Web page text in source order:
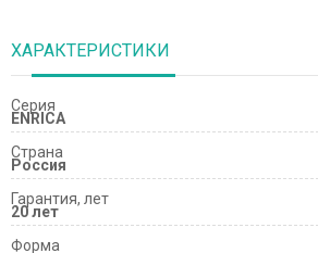
ХАРАКТЕРИСТИКИ
Серия
ENRICA
Страна
Россия
Гарантия, лет
20 лет
Форма